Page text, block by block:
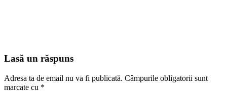
Lasă un răspuns
Adresa ta de email nu va fi publicată. Câmpurile obligatorii sunt
marcate cu *